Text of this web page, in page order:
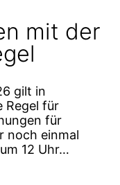
mit der
gilt in
Regel für
für
noch einmal
12 Uhr…